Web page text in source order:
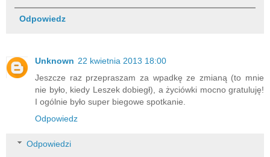
Odpowiedz
Unknown 22 kwietnia 2013 18:00
Jeszcze raz przepraszam za wpadkę ze zmianą (to mnie
nie było, kiedy Leszek dobiegł), a życiówki mocno gratuluję!
I ogólnie było super biegowe spotkanie.
Odpowiedz
Odpowiedzi